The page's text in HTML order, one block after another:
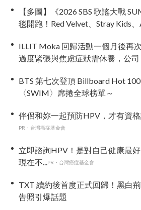
【多圖】《2026 SBS 歌謠大戰
毯開跑！Red Velvet、Stray Kids、
ILLIT Moka 回歸活動一個月後再
過度緊張與焦慮症狀需休養，公
BTS 第七次登頂 Billboard Hot 100
〈SWIM〉席捲全球榜單～
伴侶和妳一起預防HPV，才有資格
PR・台灣癌症基金會
立即諮詢HPV！是對自己健康最
現在不...
PR・台灣癌症基金會
TXT 續約後首度正式回歸！黑白
告照引爆話題